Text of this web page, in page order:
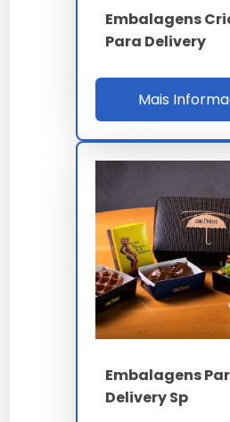
Barreira OGR
6
Embalagens
Para Delivery
Mais
Embalagens
Delivery Sp